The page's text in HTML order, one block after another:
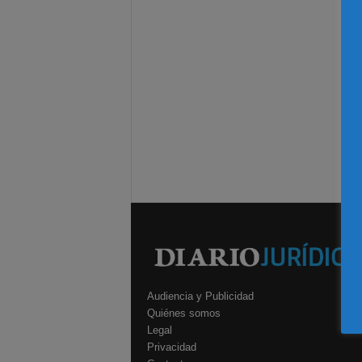
Audiencia y Publicidad
Quiénes somos
Legal
Privacidad